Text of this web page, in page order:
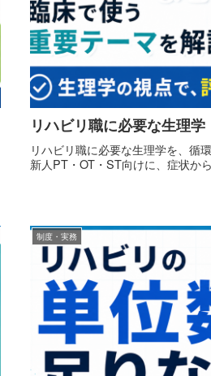
リハビリ職に必要な生理
リハビリ職に必要な生理学を、循
新人PT・OT・ST向けに、症状か
制度・実務